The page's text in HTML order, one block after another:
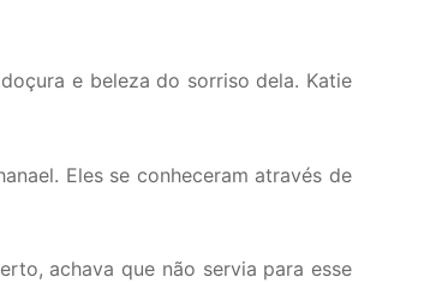
e beleza do sorriso dela. Katie
Eles se conheceram através de
achava que não servia para esse